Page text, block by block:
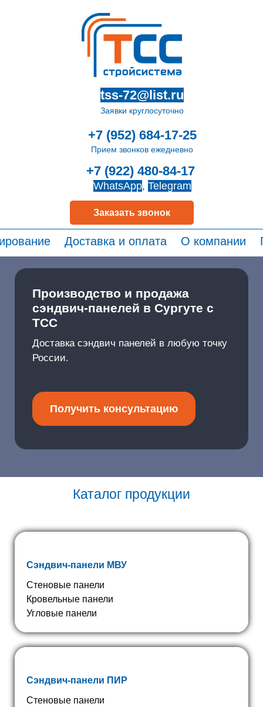
tss-72@list.ru
Заявки круглосуточно
+7 (952) 684-17-25
Прием звонков ежедневно
+7 (922) 480-84-17
WhatsApp, Telegram
Заказать звонок
Доставка и оплата О компании
Производство и продажа
сэндвич-панелей в Сургуте с
ТСС
Доставка сэндвич панелей в любую точку
России.
Получить консультацию
Каталог продукции
Сэндвич-панели МВУ
Стеновые панели
Кровельные панели
Угловые панели
Сэндвич-панели ПИР
Стеновые панели